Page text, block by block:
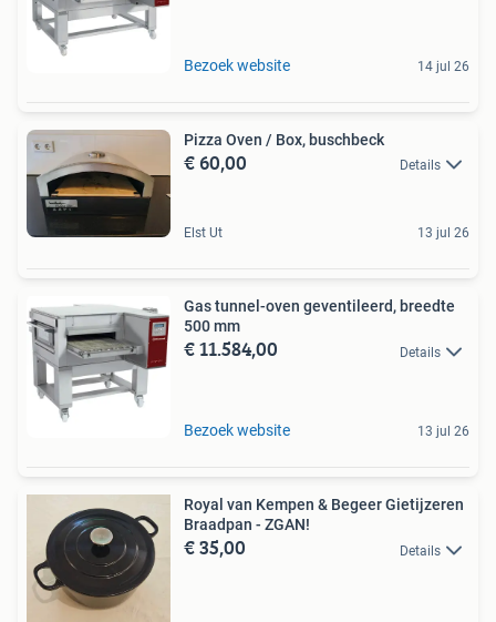
Bezoek website 14 jul 26
Pizza Oven / Box, buschbeck
€ 60,00 Details
Elst Ut 13 jul 26
Gas tunnel-oven geventileerd, breedte
500 mm
€ 11.584,00 Details
Bezoek website 13 jul 26
Royal van Kempen & Begeer Gietijzeren
Braadpan - ZGAN!
€ 35,00 Details